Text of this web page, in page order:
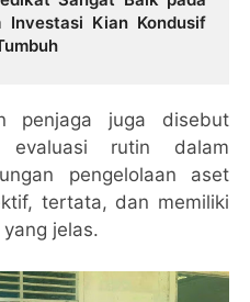
Investasi Kian Kondusif
penjaga juga disebut
rutin dalam
pengelolaan aset
tertata, dan memiliki
jelas.